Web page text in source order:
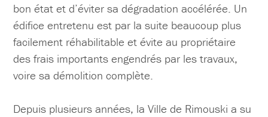
bon état et d’éviter sa dégradation accélérée. Un
édifice entretenu est par la suite beaucoup plus
facilement réhabilitable et évite au propriétaire
des frais importants engendrés par les travaux,
voire sa démolition complète.
Depuis plusieurs années, la Ville de Rimouski a su